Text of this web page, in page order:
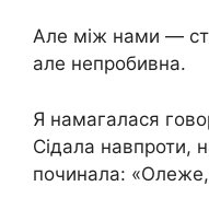
Але між нами —
але непробивна.
Я намагалася
Сідала навпроти,
починала: